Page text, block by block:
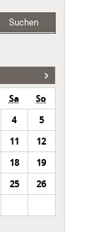
Suchen
Sa
So
4
5
11
12
18
19
25
26